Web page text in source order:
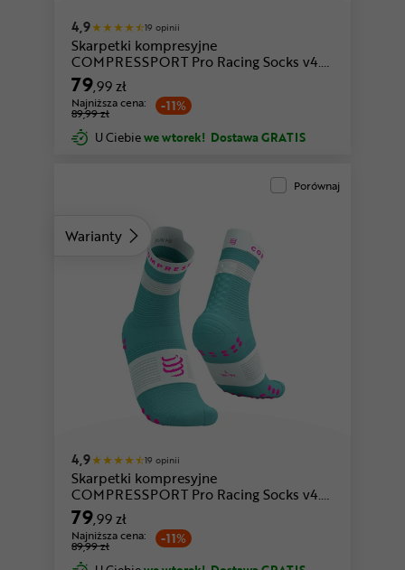
4,9 19 opinii
Skarpetki kompresyjne
COMPRESSPORT Pro Racing Socks v4.0
Run High
79,99 zł
-11%
Najniższa cena:
89,99 zł
U Ciebiewe wtorek! Dostawa GRATIS
Warianty
biały-czerwony
Porównaj
4,9 19 opinii
Skarpetki kompresyjne
COMPRESSPORT Pro Racing Socks v4.0
Run High
79,99 zł
-11%
Najniższa cena:
89,99 zł